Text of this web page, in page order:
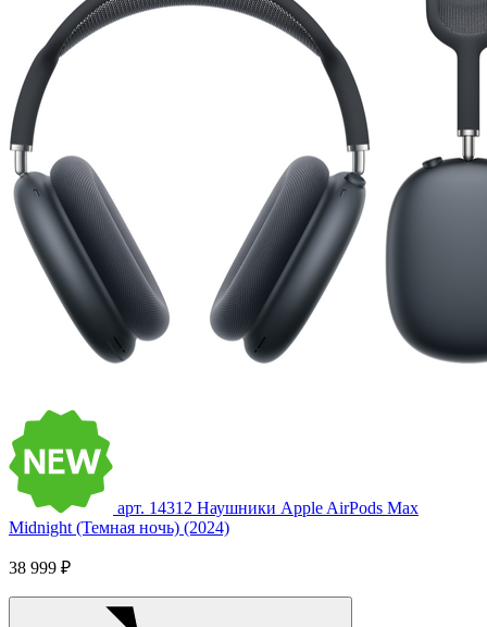
арт. 14312 Наушники Apple AirPods Max
Midnight (Темная ночь) (2024)
38 999 ₽